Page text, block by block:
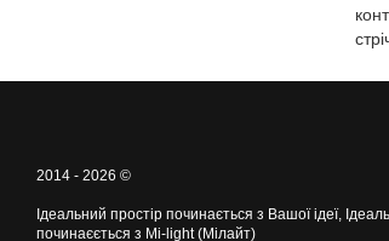
2014 - 2026 ©
Ідеальний простір починається з Вашої ідеї,
починаєється з Mi-light (Мілайт)